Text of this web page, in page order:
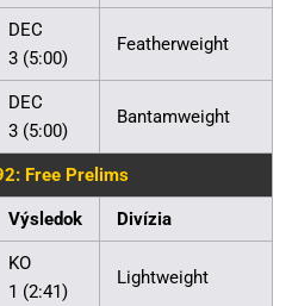
DEC
3 (5:00)
Featherweight
DEC
3 (5:00)
Bantamweight
Free Prelims
Výsledok Divízia
KO
1 (2:41)
Lightweight